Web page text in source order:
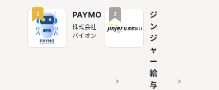
1 PAYMO
株式会社
バイオン
2
ジ
ン
ジ
ャ
ー
給
与